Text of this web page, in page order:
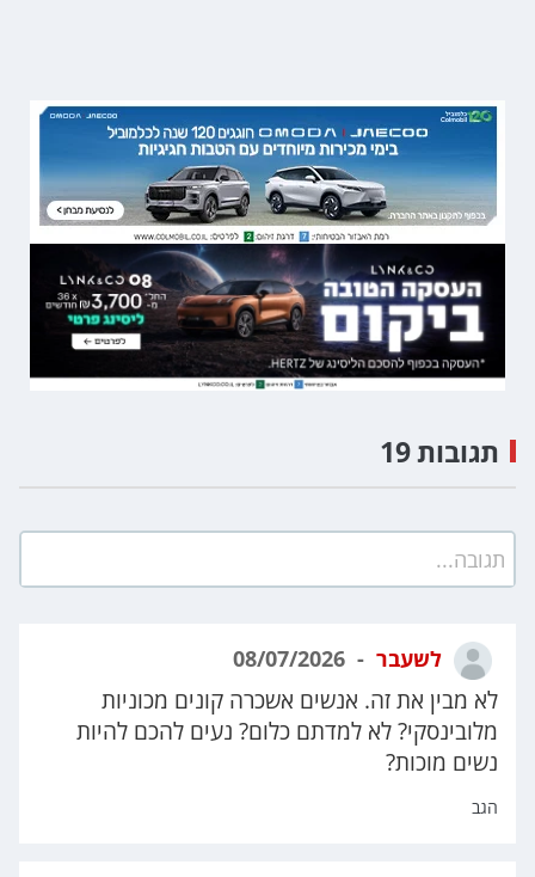
תגובה...
לשעבר
לא מבין את זה. אנשים אשכרה קונים מכוניות
מלובינסקי? לא למדתם כלום? נעים להכם להיות
נשים מוכות?
הגב